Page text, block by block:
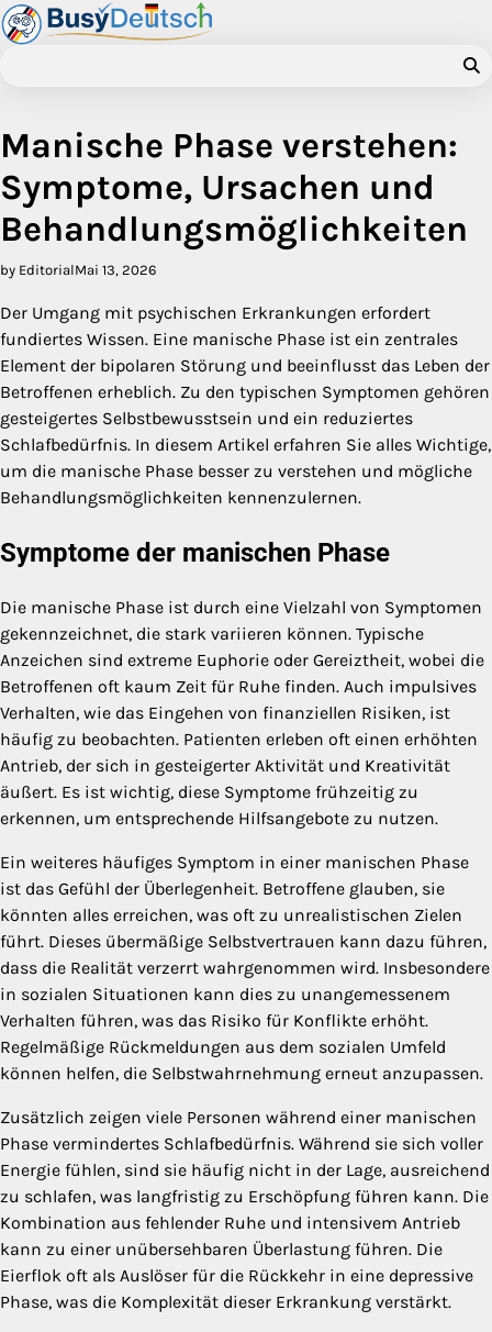
Skip
to
Manische Phase verstehen:
Symptome, Ursachen und
Behandlungsmöglichkeiten
by EditorialMai 13, 2026
Der Umgang mit psychischen Erkrankungen erfordert
fundiertes Wissen. Eine manische Phase ist ein zentrales
Element der bipolaren Störung und beeinflusst das Leben der
Betroffenen erheblich. Zu den typischen Symptomen gehören
gesteigertes Selbstbewusstsein und ein reduziertes
Schlafbedürfnis. In diesem Artikel erfahren Sie alles Wichtige,
um die manische Phase besser zu verstehen und mögliche
Behandlungsmöglichkeiten kennenzulernen.
Symptome der manischen Phase
Die manische Phase ist durch eine Vielzahl von Symptomen
gekennzeichnet, die stark variieren können. Typische
Anzeichen sind extreme Euphorie oder Gereiztheit, wobei die
Betroffenen oft kaum Zeit für Ruhe finden. Auch impulsives
Verhalten, wie das Eingehen von finanziellen Risiken, ist
häufig zu beobachten. Patienten erleben oft einen erhöhten
Antrieb, der sich in gesteigerter Aktivität und Kreativität
äußert. Es ist wichtig, diese Symptome frühzeitig zu
erkennen, um entsprechende Hilfsangebote zu nutzen.
Ein weiteres häufiges Symptom in einer manischen Phase
ist das Gefühl der Überlegenheit. Betroffene glauben, sie
könnten alles erreichen, was oft zu unrealistischen Zielen
führt. Dieses übermäßige Selbstvertrauen kann dazu führen,
dass die Realität verzerrt wahrgenommen wird. Insbesondere
in sozialen Situationen kann dies zu unangemessenem
Verhalten führen, was das Risiko für Konflikte erhöht.
Regelmäßige Rückmeldungen aus dem sozialen Umfeld
können helfen, die Selbstwahrnehmung erneut anzupassen.
Zusätzlich zeigen viele Personen während einer manischen
Phase vermindertes Schlafbedürfnis. Während sie sich voller
Energie fühlen, sind sie häufig nicht in der Lage, ausreichend
zu schlafen, was langfristig zu Erschöpfung führen kann. Die
Kombination aus fehlender Ruhe und intensivem Antrieb
kann zu einer unübersehbaren Überlastung führen. Die
Eierflok oft als Auslöser für die Rückkehr in eine depressive
Phase, was die Komplexität dieser Erkrankung verstärkt.